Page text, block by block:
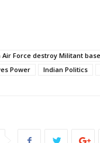
Air Force destroy Militant
Power
Indian Politics